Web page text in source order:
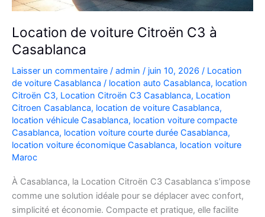
Location de voiture Citroën C3 à
Casablanca
Laisser un commentaire / admin / juin 10, 2026 / Location
de voiture Casablanca / location auto Casablanca, location
Citroën C3, Location Citroën C3 Casablanca, Location
Citroen Casablanca, location de voiture Casablanca,
location véhicule Casablanca, location voiture compacte
Casablanca, location voiture courte durée Casablanca,
location voiture économique Casablanca, location voiture
Maroc
À Casablanca, la Location Citroën C3 Casablanca s’impose
comme une solution idéale pour se déplacer avec confort,
simplicité et économie. Compacte et pratique, elle facilite